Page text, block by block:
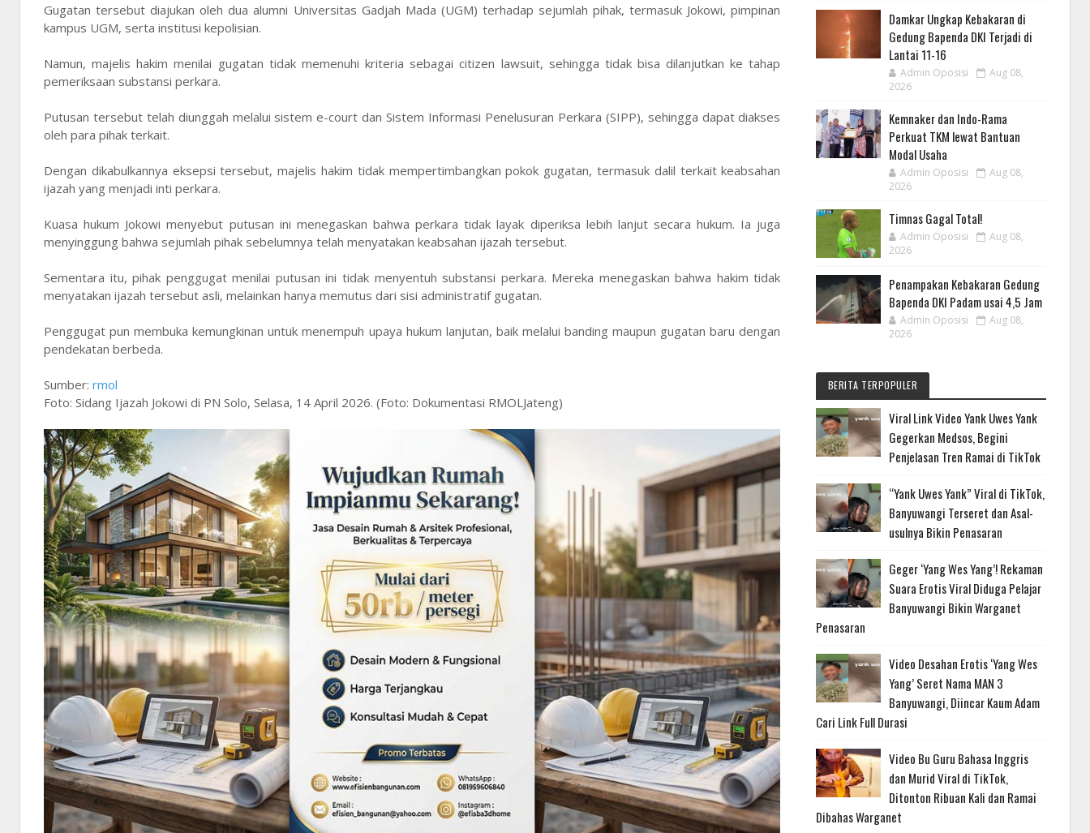
Gugatan tersebut diajukan oleh dua alumni Universitas Gadjah Mada (UGM) terhadap sejumlah pihak, termasuk Jokowi, pimpinan
kampus UGM, serta institusi kepolisian.
Namun, majelis hakim menilai gugatan tidak memenuhi kriteria sebagai citizen lawsuit, sehingga tidak bisa dilanjutkan ke tahap
pemeriksaan substansi perkara.
Putusan tersebut telah diunggah melalui sistem e-court dan Sistem Informasi Penelusuran Perkara (SIPP), sehingga dapat diakses
oleh para pihak terkait.
Dengan dikabulkannya eksepsi tersebut, majelis hakim tidak mempertimbangkan pokok gugatan, termasuk dalil terkait keabsahan
ijazah yang menjadi inti perkara.
Kuasa hukum Jokowi menyebut putusan ini menegaskan bahwa perkara tidak layak diperiksa lebih lanjut secara hukum. Ia juga
menyinggung bahwa sejumlah pihak sebelumnya telah menyatakan keabsahan ijazah tersebut.
Sementara itu, pihak penggugat menilai putusan ini tidak menyentuh substansi perkara. Mereka menegaskan bahwa hakim tidak
menyatakan ijazah tersebut asli, melainkan hanya memutus dari sisi administratif gugatan.
Penggugat pun membuka kemungkinan untuk menempuh upaya hukum lanjutan, baik melalui banding maupun gugatan baru dengan
pendekatan berbeda.
Sumber: rmol
Foto: Sidang Ijazah Jokowi di PN Solo, Selasa, 14 April 2026. (Foto: Dokumentasi RMOLJateng)
Damkar Ungkap Kebakaran di
Gedung Bapenda DKI Terjadi di
Lantai 11-16
Admin Oposisi
Aug 08,
2026
Kemnaker dan Indo-Rama
Perkuat TKM lewat Bantuan
Modal Usaha
Admin Oposisi
Aug 08,
2026
Timnas Gagal Total!
Admin Oposisi
Aug 08,
2026
Penampakan Kebakaran Gedung
Bapenda DKI Padam usai 4,5 Jam
Admin Oposisi
Aug 08,
2026
BERITA TERPOPULER
Viral Link Video Yank Uwes Yank
Gegerkan Medsos, Begini
Penjelasan Tren Ramai di TikTok
“Yank Uwes Yank” Viral di TikTok,
Banyuwangi Terseret dan Asal-
usulnya Bikin Penasaran
Geger ‘Yang Wes Yang’! Rekaman
Suara Erotis Viral Diduga Pelajar
Banyuwangi Bikin Warganet
Penasaran
Video Desahan Erotis ‘Yang Wes
Yang’ Seret Nama MAN 3
Banyuwangi, Diincar Kaum Adam
Cari Link Full Durasi
Video Bu Guru Bahasa Inggris
dan Murid Viral di TikTok,
Ditonton Ribuan Kali dan Ramai
Dibahas Warganet